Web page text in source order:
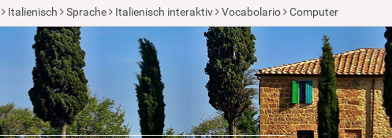
Italienisch Sprache Italienisch interaktiv Vocabolario Computer